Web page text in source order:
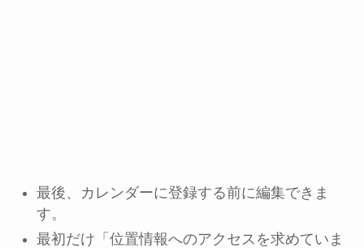
最後、カレンダーに登録する前に編集できま
す。
最初だけ「位置情報へのアクセスを求めていま